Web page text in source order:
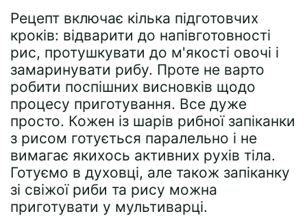
Рецепт включає кілька підготовчих
кроків: відварити до напівготовності
рис, протушкувати до м'якості овочі і
замаринувати рибу. Проте не варто
робити поспішних висновків щодо
процесу приготування. Все дуже
просто. Кожен із шарів рибної запіканки
з рисом готується паралельно і не
вимагає якихось активних рухів тіла.
Готуємо в духовці, але також запіканку
зі свіжої риби та рису можна
приготувати у мультиварці.